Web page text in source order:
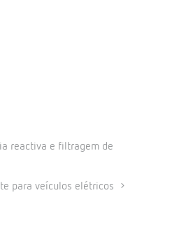
reactiva e filtragem de
para veículos elétricos